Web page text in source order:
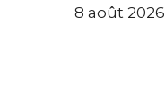
8 août 2026